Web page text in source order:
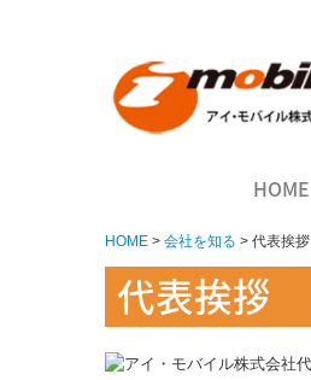
HOME
HOME 会社を知る 代表挨拶
代表挨拶